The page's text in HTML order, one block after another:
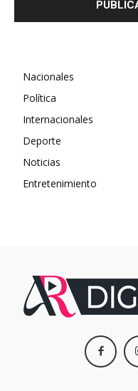
Nacionales
Política
Internacionales
Deporte
Noticias
Entretenimiento